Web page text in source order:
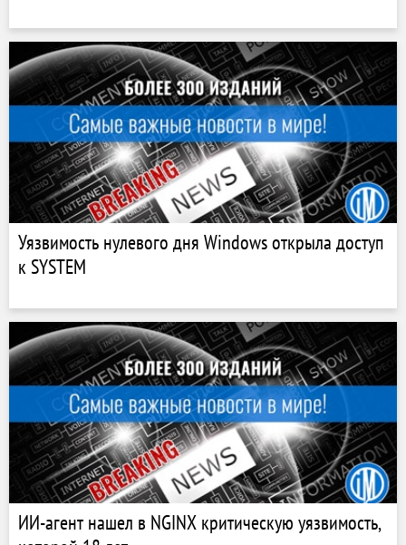
Уязвимость нулевого дня Windows открыла доступ
к SYSTEM
ИИ-агент нашел в NGINX критическую уязвимость,